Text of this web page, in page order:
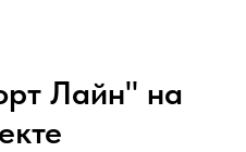
Лайн" на